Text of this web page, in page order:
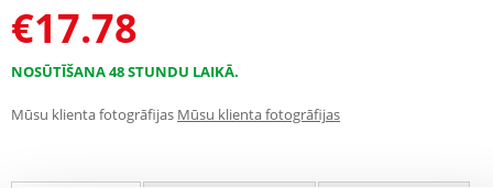
€17.78
NOSŪTĪŠANA 48 STUNDU LAIKĀ.
Mūsu klienta fotogrāfijas Mūsu klienta fotogrāfijas